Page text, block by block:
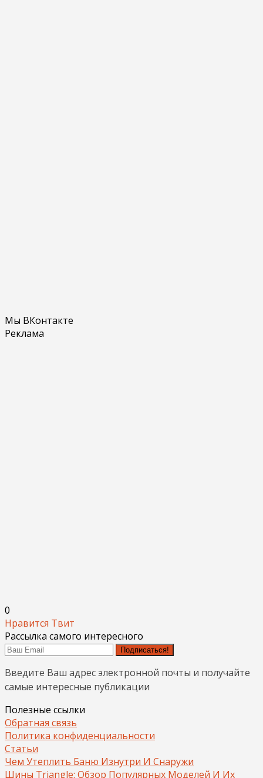
Мы ВКонтакте
Реклама
0
Нравится Твит
Рассылка самого интересного
Подписаться!
Введите Ваш адрес электронной почты и получайте
самые интересные публикации
Полезные ссылки
Обратная связь
Политика конфиденциальности
Статьи
Чем Утеплить Баню Изнутри И Снаружи
Шины Triangle: Обзор Популярных Моделей И Их